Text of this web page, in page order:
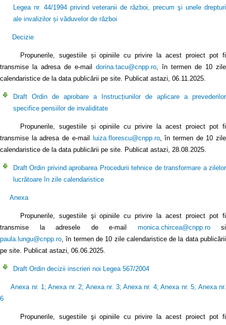
Legea nr. 44/1994 privind veteranii de război, precum şi unele drepturi
ale invalizilor și văduvelor de război
Decizie
Propunerile, sugestiile și opiniile cu privire la acest proiect pot fi
transmise la adresa de e-mail dorina.tacu@cnpp.ro , în termen de 10 zile
calendaristice de la data publicării pe site. Publicat astazi, 06.11.2025.
Draft Ordin de aprobare a Instrucțiunilor de aplicare a prevederilor
specifice pensiilor de invaliditate
Propunerile, sugestiile și opiniile cu privire la acest proiect pot fi
transmise la adresa de e-mail
luiza.florescu@cnpp.ro, în termen de 10 zile
calendaristice de la data publicării pe site. Publicat astazi, 28.08.2025.
Draft Ordin privind aprobarea Procedurii tehnice de transformare a zilelor
lucrătoare în zile calendaristice
Anexa
Propunerile, sugestiile şi opiniile cu privire la acest proiect pot fi
transmise la adresele de e-mail monica.chircea@cnpp.rosi
paula.lungu@cnpp.ro , în termen de 10 zile calendaristice de la data publicării
pe site. Publicat astazi, 06.06.2025.
Draft Ordin decizii inscrieri noi Legea 567/2004
Anexa nr. 1 ;Anexa nr. 2; Anexa nr. 3;Anexa nr. 4;Anexa nr. 5; Anexa nr.
6
Propunerile, sugestiile şi opiniile cu privire la acest proiect pot fi